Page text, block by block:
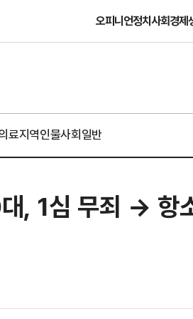
오피니언정치사회경제
료지역인물사회일반
, 1심 무죄 → 항